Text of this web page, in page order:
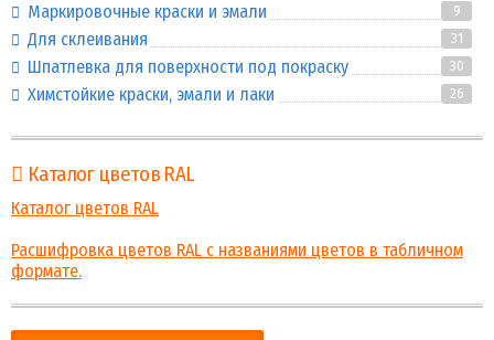
Маркировочные краски и эмали 9
Для склеивания 31
Шпатлевка для поверхности под покраску 30
Химстойкие краски, эмали и лаки 26
Каталог цветов RAL
Каталог цветов RAL
Расшифровка цветов RAL с названиями цветов в табличном
формате.